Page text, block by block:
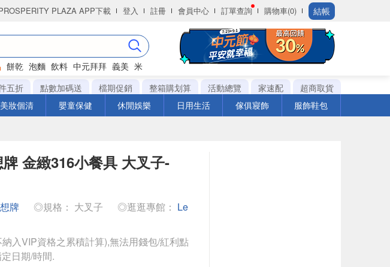
PLAZA APP下載 登入 註冊 會員中心 訂單查詢 購物車(0) 結帳
餅乾 泡麵 飲料 中元拜拜 義美 米
五折 點數加碼送 檔期促銷 整箱購划算 活動總覽 家速配
超商取貨
美妝個清 嬰童保健 休閒娛樂 日用生活 傢俱寢飾 服飾鞋包
金緻316小餐具 大叉子-
牌 ◎規格： 大叉子 ◎逛逛專館： Le
入VIP資格之累積計算),無法用錢包/紅利點
日期/時間.